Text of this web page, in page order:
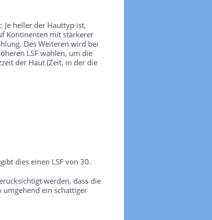
Je heller der Hauttyp ist,
Kontinenten mit stärkerer
Des Weiteren wird bei
LSF wählen, um die
der Haut (Zeit, in der die
dies einen LSF von 30.
werden, dass die
ein schattiger